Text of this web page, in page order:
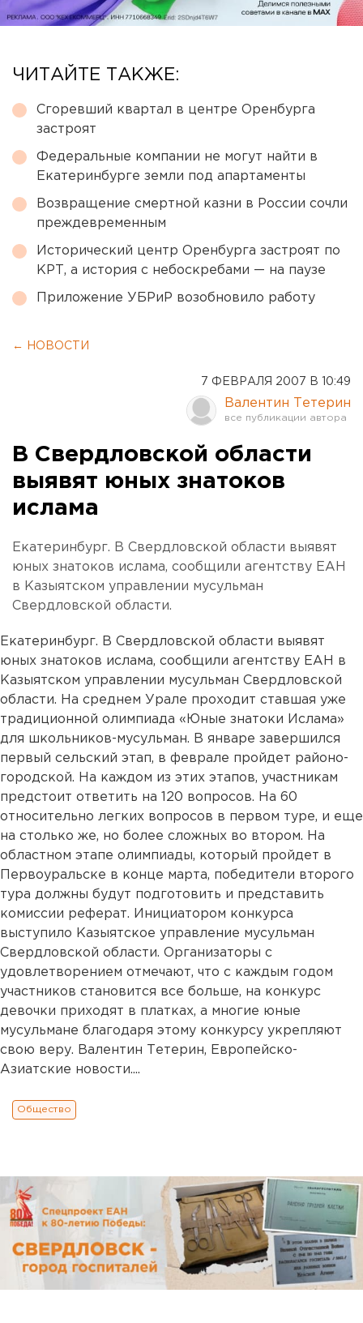
ЧИТАЙТЕ ТАКЖЕ:
Сгоревший квартал в центре Оренбурга
застроят
Федеральные компании не могут найти в
Екатеринбурге земли под апартаменты
Возвращение смертной казни в России сочли
преждевременным
Исторический центр Оренбурга застроят по
КРТ, а история с небоскребами — на паузе
Приложение УБРиР возобновило работу
← НОВОСТИ
7 ФЕВРАЛЯ 2007 В 10:49
Валентин Тетерин
В Свердловской области
выявят юных знатоков
ислама
Екатеринбург. В Свердловской области выявят
юных знатоков ислама, сообщили агентству ЕАН
в Казыятском управлении мусульман
Свердловской области.
Екатеринбург. В Свердловской области выявят
юных знатоков ислама, сообщили агентству ЕАН в
Казыятском управлении мусульман Свердловской
области. На среднем Урале проходит ставшая уже
традиционной олимпиада «Юные знатоки Ислама»
для школьников-мусульман. В январе завершился
первый сельский этап, в феврале пройдет районо-
городской. На каждом из этих этапов, участникам
предстоит ответить на 120 вопросов. На 60
относительно легких вопросов в первом туре, и еще
на столько же, но более сложных во втором. На
областном этапе олимпиады, который пройдет в
Первоуральске в конце марта, победители второго
тура должны будут подготовить и представить
комиссии реферат. Инициатором конкурса
выступило Казыятское управление мусульман
Свердловской области. Организаторы с
удовлетворением отмечают, что с каждым годом
участников становится все больше, на конкурс
девочки приходят в платках, а многие юные
мусульмане благодаря этому конкурсу укрепляют
свою веру. Валентин Тетерин, Европейско-
Азиатские новости....
Общество